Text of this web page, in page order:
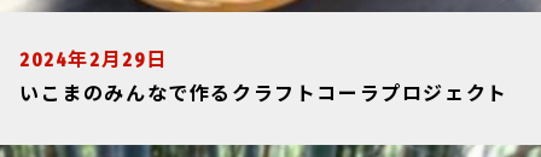
2024年2月29日
いこまのみんなで作るクラフトコーラプロジェクト